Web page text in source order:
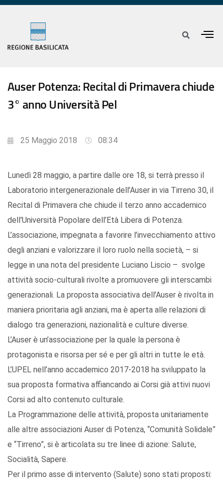
Auser Potenza: Recital di Primavera chiude
3° anno Università Pel
25 Maggio 2018 08:34
Lunedì 28 maggio, a partire dalle ore 18, si terrà presso il
Laboratorio intergenerazionale dell’Auser in via Tirreno 30, il
Recital di Primavera che chiude il terzo anno accademico
dell'Università Popolare dell’Età Libera di Potenza.
L’associazione, impegnata a favorire l’invecchiamento attivo
degli anziani e valorizzare il loro ruolo nella società, – si
legge in una nota del presidente Luciano Liscio – svolge
attività socio-culturali rivolte a promuovere gli interscambi
generazionali. La proposta associativa dell’Auser è rivolta in
maniera prioritaria agli anziani, ma è aperta alle relazioni di
dialogo tra generazioni, nazionalità e culture diverse.
L’Auser è un’associazione per la quale la persona è
protagonista e risorsa per sé e per gli altri in tutte le età.
L’UPEL nell’anno accademico 2017-2018 ha sviluppato la
sua proposta formativa affiancando ai Corsi già attivi nuovi
Corsi ad alto contenuto culturale.
La Programmazione delle attività, proposta unitariamente
alle altre associazioni Auser di Potenza, “Comunità Solidale”
e “Tirreno”, si è articolata su tre linee di azione: Salute,
Socialità, Sapere.
Per il primo asse di intervento (Salute) sono stati proposti: